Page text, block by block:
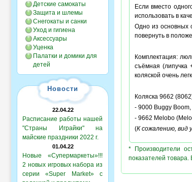
Детские самокаты
Защита и шлемы
Снегокаты и санки
Уход и гигиена
Аксессуары
Уценка
Палатки и домики для
детей
Новости
22.04.22
Расписание работы нашей
"Страны Играйки" на
майские праздники 2022 г.
01.04.22
Новые «Супермаркеты»!!!
2 новых игровых набора из
серии «Super Market» с
Если вместо
использовать в
Одно из основных
повернуть в
Комплектация:
съёмная (липучка
коляской очень
Коляска 9662
- 9000 Buggy
- 9662 Melobo
(К сожалению, вид
* Производители
показателей